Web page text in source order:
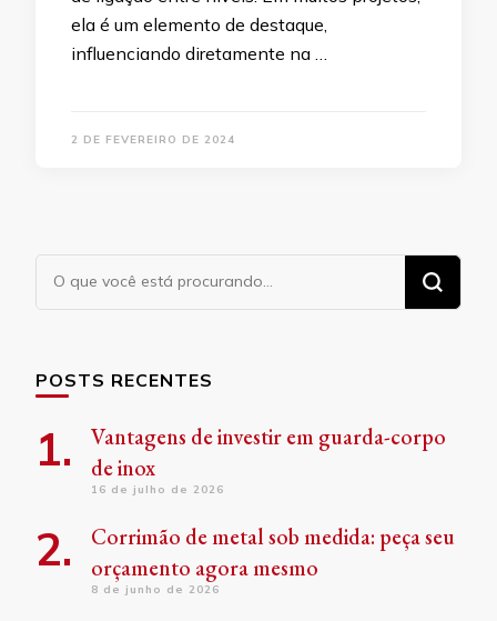
ela é um elemento de destaque,
influenciando diretamente na …
2 DE FEVEREIRO DE 2024
Procurando
algo?
POSTS RECENTES
Vantagens de investir em guarda-corpo
de inox
16 de julho de 2026
Corrimão de metal sob medida: peça seu
orçamento agora mesmo
8 de junho de 2026